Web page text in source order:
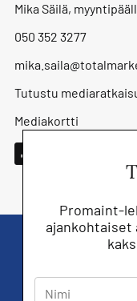
Mika Säilä,
050 352 3277
Tutustu
Mediakortti
Promaint-